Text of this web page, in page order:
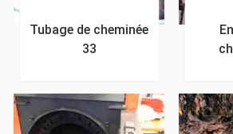
Tubage de cheminée
33